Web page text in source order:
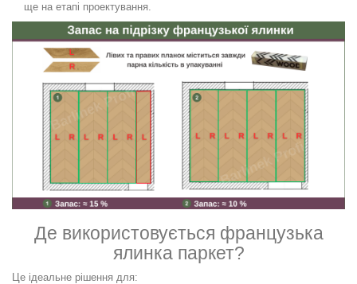
ще на етапі проектування.
Де використовується французька
ялинка паркет?
Це ідеальне рішення для: